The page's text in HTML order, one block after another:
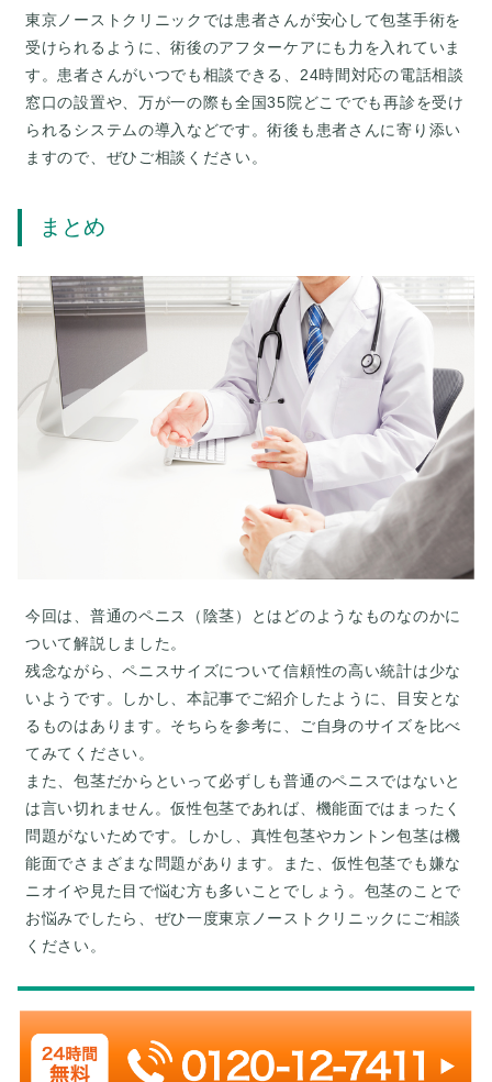
東京ノーストクリニックでは患者さんが安心して包茎手術を
受けられるように、術後のアフターケアにも力を入れていま
す。患者さんがいつでも相談できる、24時間対応の電話相談
窓口の設置や、万が一の際も全国35院どこででも再診を受け
られるシステムの導入などです。術後も患者さんに寄り添い
ますので、ぜひご相談ください。
まとめ
今回は、普通のペニス（陰茎）とはどのようなものなのかに
ついて解説しました。
残念ながら、ペニスサイズについて信頼性の高い統計は少な
いようです。しかし、本記事でご紹介したように、目安とな
るものはあります。そちらを参考に、ご自身のサイズを比べ
てみてください。
また、包茎だからといって必ずしも普通のペニスではないと
は言い切れません。仮性包茎であれば、機能面ではまったく
問題がないためです。しかし、真性包茎やカントン包茎は機
能面でさまざまな問題があります。また、仮性包茎でも嫌な
ニオイや見た目で悩む方も多いことでしょう。包茎のことで
お悩みでしたら、ぜひ一度東京ノーストクリニックにご相談